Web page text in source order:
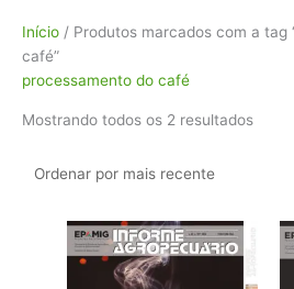
Início / Produtos marcados com a tag
café”
processamento do café
Mostrando todos os 2 resultados